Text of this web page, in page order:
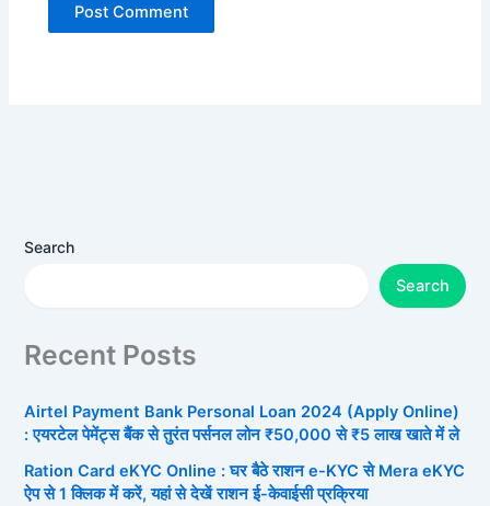
Search
Search
Recent Posts
Airtel Payment Bank Personal Loan 2024 (Apply Online)
: एयरटेल पेमेंट्स बैंक से तुरंत पर्सनल लोन ₹50,000 से ₹5 लाख खाते में ले
Ration Card eKYC Online : घर बैठे राशन e-KYC से Mera eKYC
ऐप से 1 क्लिक में करें, यहां से देखें राशन ई-केवाईसी प्रक्रिया